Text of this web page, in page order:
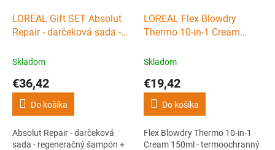
LOREAL Gift SET Absolut
Repair - darčeková sada -
maska na vlasy
Skladom
€36,42
Do košíka
Absolut Repair - darčeková
sada - regeneračný šampón +
LOREAL Flex Blowdry
Thermo 10-in-1 Cream
krém na vlasy
Skladom
€19,42
Do košíka
Flex Blowdry Thermo 10-in-1
Cream 150ml - termoochranný